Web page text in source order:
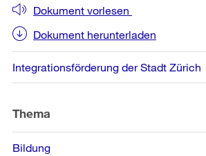
Dokument vorlesen
Dokument herunterladen
Integrationsförderung der Stadt Zürich
Thema
Bildung